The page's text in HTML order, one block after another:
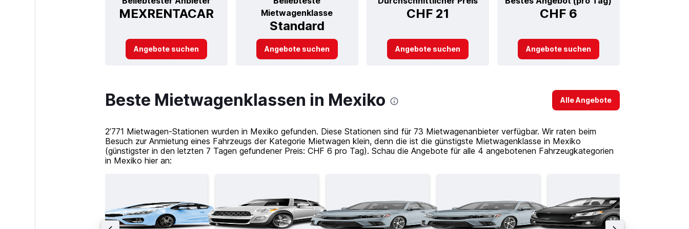
MEXRENTACAR
Mietwagenklasse
Standard
CHF 21 CHF 6
Angebote suchen Angebote suchen Angebote suchen Angebote suchen
Beste Mietwagenklassen in Mexiko Alle Angebote
2’771 Mietwagen-Stationen wurden in Mexiko gefunden. Diese Stationen sind für 73 Mietwagenanbieter verfügbar. Wir raten beim
Besuch zur Anmietung eines Fahrzeugs der Kategorie Mietwagen klein, denn die ist die günstigste Mietwagenklasse in Mexiko
(günstigster in den letzten 7 Tagen gefundener Preis: CHF 6 pro Tag). Schau die Angebote für alle 4 angebotenen Fahrzeugkategorien
in Mexiko hier an: